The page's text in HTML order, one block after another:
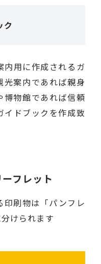
ク
内用に作成されるガ
光案内であれば親身
博物館であれば信頼
イドブックを作成致
フレット
印刷物は「パンフレ
けられます